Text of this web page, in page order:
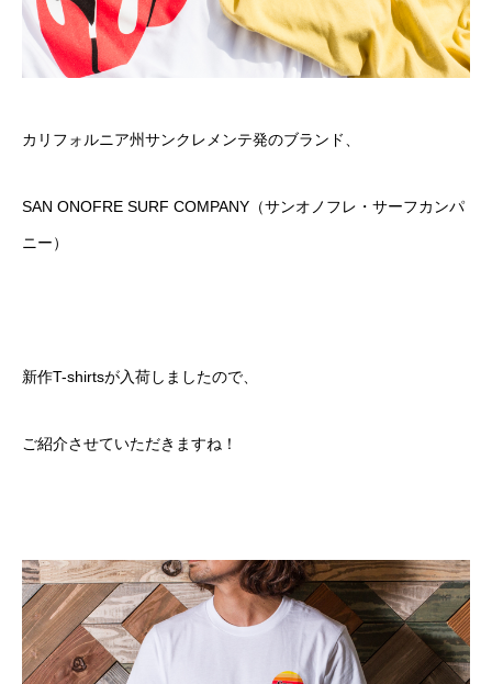
カリフォルニア州サンクレメンテ発のブランド、
SAN ONOFRE SURF COMPANY（サンオノフレ・サーフカンパ
ニー）
新作T-shirtsが入荷しましたので、
ご紹介させていただきますね！